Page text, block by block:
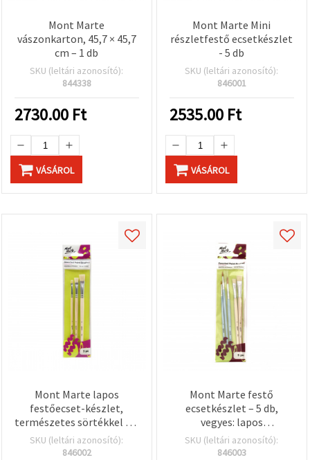
Mont Marte
vászonkarton, 45,7 × 45,7
cm – 1 db
SKU (leltári azonosító):
844338
2730.00 Ft
VÁSÁROL
Mont Marte Mini
részletfestő ecsetkészlet
- 5 db
SKU (leltári azonosító):
846001
2535.00 Ft
VÁSÁROL
Mont Marte lapos
festőecset-készlet,
természetes sörtékkel – 3
db
SKU (leltári azonosító):
846002
Mont Marte festő
ecsetkészlet – 5 db,
vegyes: lapos
természetes szőrű és
kerek szintetikus ecsetek
SKU (leltári azonosító):
846003